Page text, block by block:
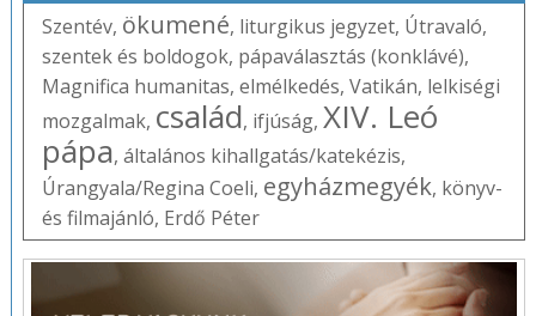
Szentév, ökumené, liturgikus jegyzet, Útravaló,
szentek és boldogok, pápaválasztás (konklávé),
Magnifica humanitas, elmélkedés, Vatikán, lelkiségi
mozgalmak, család, ifjúság, XIV. Leó
pápa, általános kihallgatás/katekézis,
Úrangyala/Regina Coeli, egyházmegyék, könyv-
és filmajánló, Erdő Péter